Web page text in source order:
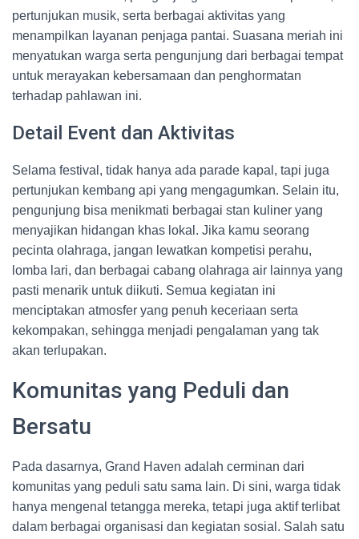
pertunjukan musik, serta berbagai aktivitas yang
menampilkan layanan penjaga pantai. Suasana meriah ini
menyatukan warga serta pengunjung dari berbagai tempat
untuk merayakan kebersamaan dan penghormatan
terhadap pahlawan ini.
Detail Event dan Aktivitas
Selama festival, tidak hanya ada parade kapal, tapi juga
pertunjukan kembang api yang mengagumkan. Selain itu,
pengunjung bisa menikmati berbagai stan kuliner yang
menyajikan hidangan khas lokal. Jika kamu seorang
pecinta olahraga, jangan lewatkan kompetisi perahu,
lomba lari, dan berbagai cabang olahraga air lainnya yang
pasti menarik untuk diikuti. Semua kegiatan ini
menciptakan atmosfer yang penuh keceriaan serta
kekompakan, sehingga menjadi pengalaman yang tak
akan terlupakan.
Komunitas yang Peduli dan
Bersatu
Pada dasarnya, Grand Haven adalah cerminan dari
komunitas yang peduli satu sama lain. Di sini, warga tidak
hanya mengenal tetangga mereka, tetapi juga aktif terlibat
dalam berbagai organisasi dan kegiatan sosial. Salah satu